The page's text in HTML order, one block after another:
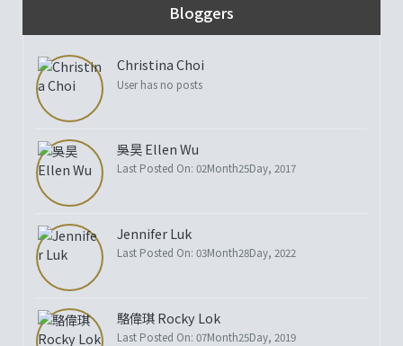
Bloggers
Christina Choi
User has no posts
吳昊 Ellen Wu
Last Posted On: 02Month25Day, 2017
Jennifer Luk
Last Posted On: 03Month28Day, 2022
駱偉琪 Rocky Lok
Last Posted On: 07Month25Day, 2019